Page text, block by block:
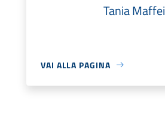
Tania Maffei
VAI ALLA PAGINA